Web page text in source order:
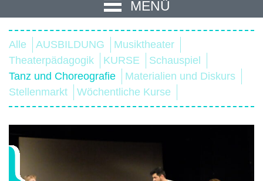
MENÜ
Alle AUSBILDUNG
Musiktheater
Theaterpädagogik
KURSE
Schauspiel
Tanz und Choreografie
Materialien und Diskurs
Stellenmarkt
Wöchentliche Kurse